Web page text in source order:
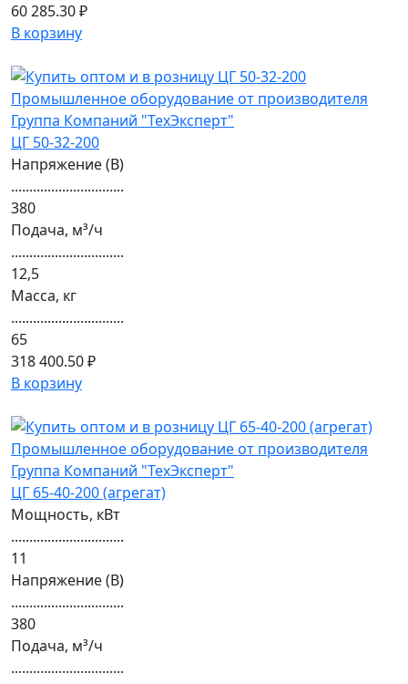
60 285.30 ₽
В корзину
ЦГ 50-32-200
Напряжение (В)
...............................
380
Подача, м³/ч
...............................
12,5
Масса, кг
...............................
65
318 400.50 ₽
В корзину
ЦГ 65-40-200 (агрегат)
Мощность, кВт
...............................
11
Напряжение (В)
...............................
380
Подача, м³/ч
...............................